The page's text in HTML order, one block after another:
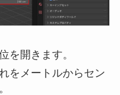
を開きます。
をメートルからセン